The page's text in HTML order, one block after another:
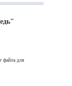
файла для